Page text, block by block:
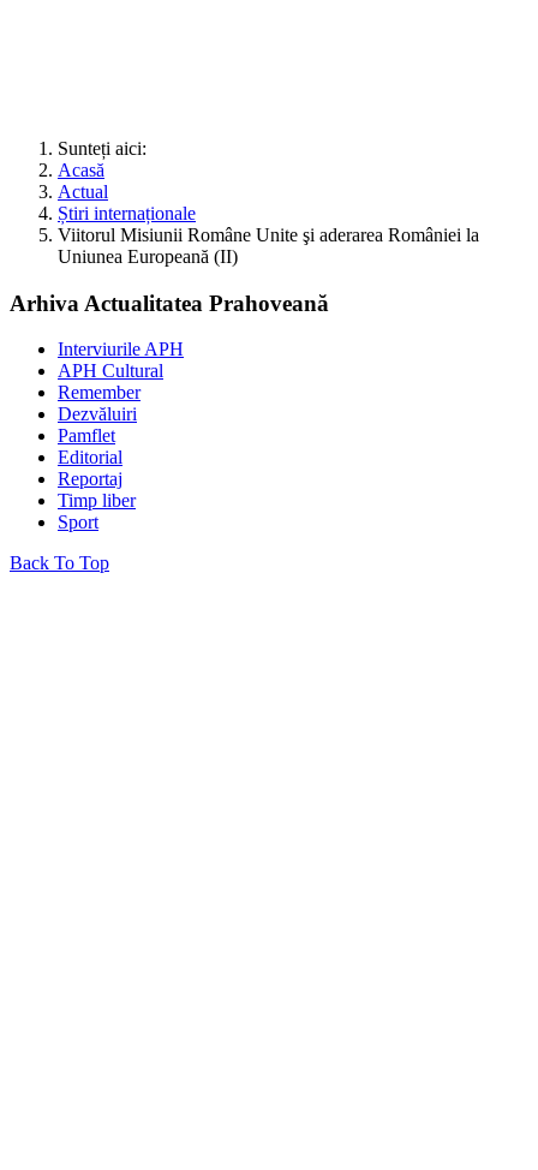
Sunteți aici:
Acasă
Actual
Știri internaționale
Viitorul Misiunii Române Unite şi aderarea României la
Uniunea Europeană (II)
Arhiva Actualitatea Prahoveană
Interviurile APH
APH Cultural
Remember
Dezvăluiri
Pamflet
Editorial
Reportaj
Timp liber
Sport
Back To Top